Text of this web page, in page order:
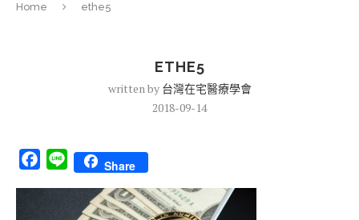
Home ethe5
ETHE5
written by 台灣在宅醫療學會
2018-09-14
Facebook
Line Share